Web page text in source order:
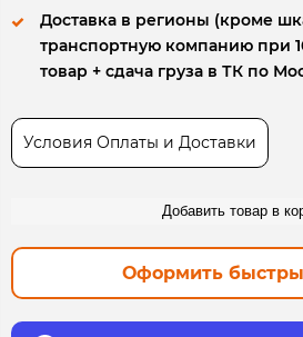
Доставка в регионы (кроме
транспортную компанию при
товар + сдача груза в ТК по
Условия Оплаты и Доставки
Добавить товар в
Оформить